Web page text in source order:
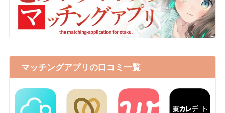
マッチングアプリの口コミ一覧